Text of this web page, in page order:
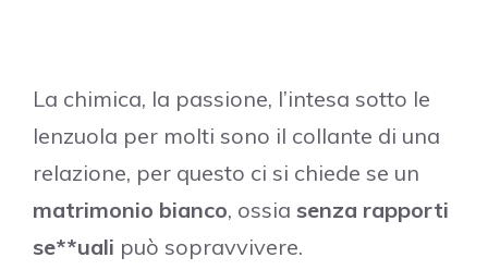
La chimica, la passione, l’intesa sotto le
lenzuola per molti sono il collante di una
relazione, per questo ci si chiede se un
matrimonio bianco, ossia senza rapporti
se**uali può sopravvivere.